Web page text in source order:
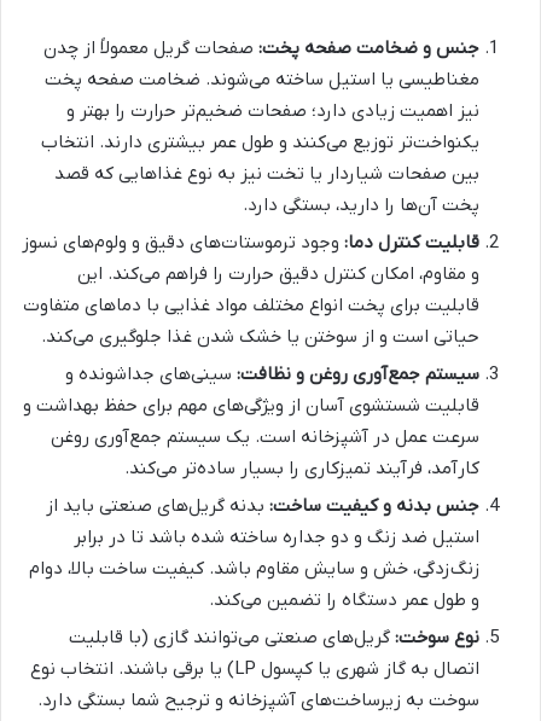
جنس و ضخامت صفحه پخت: صفحات گریل معمولاً از چدن
مغناطیسی یا استیل ساخته می‌شوند. ضخامت صفحه پخت
نیز اهمیت زیادی دارد؛ صفحات ضخیم‌تر حرارت را بهتر و
یکنواخت‌تر توزیع می‌کنند و طول عمر بیشتری دارند. انتخاب
بین صفحات شیاردار یا تخت نیز به نوع غذاهایی که قصد
پخت آن‌ها را دارید، بستگی دارد.
قابلیت کنترل دما: وجود ترموستات‌های دقیق و ولوم‌های نسوز
و مقاوم، امکان کنترل دقیق حرارت را فراهم می‌کند. این
قابلیت برای پخت انواع مختلف مواد غذایی با دماهای متفاوت
حیاتی است و از سوختن یا خشک شدن غذا جلوگیری می‌کند.
سیستم جمع‌آوری روغن و نظافت: سینی‌های جداشونده و
قابلیت شستشوی آسان از ویژگی‌های مهم برای حفظ بهداشت و
سرعت عمل در آشپزخانه است. یک سیستم جمع‌آوری روغن
کارآمد، فرآیند تمیزکاری را بسیار ساده‌تر می‌کند.
جنس بدنه و کیفیت ساخت: بدنه گریل‌های صنعتی باید از
استیل ضد زنگ و دو جداره ساخته شده باشد تا در برابر
زنگ‌زدگی، خش و سایش مقاوم باشد. کیفیت ساخت بالا، دوام
و طول عمر دستگاه را تضمین می‌کند.
نوع سوخت: گریل‌های صنعتی می‌توانند گازی (با قابلیت
اتصال به گاز شهری یا کپسول LP) یا برقی باشند. انتخاب نوع
سوخت به زیرساخت‌های آشپزخانه و ترجیح شما بستگی دارد.